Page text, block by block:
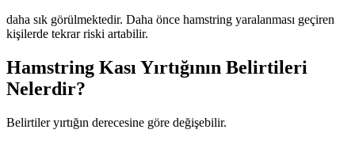
daha sık görülmektedir. Daha önce hamstring yaralanması geçiren
kişilerde tekrar riski artabilir.
Hamstring Kası Yırtığının Belirtileri
Nelerdir?
Belirtiler yırtığın derecesine göre değişebilir.